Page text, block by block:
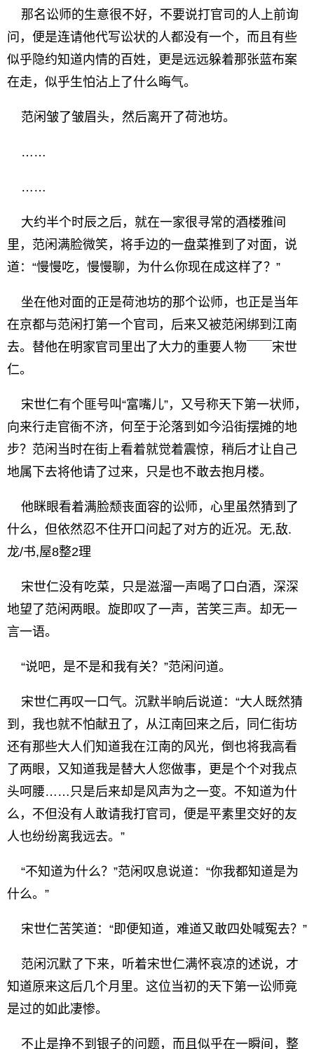
那名讼师的生意很不好，不要说打官司的人上前询
问，便是连请他代写讼状的人都没有一个，而且有些
似乎隐约知道内情的百姓，更是远远躲着那张蓝布案
在走，似乎生怕沾上了什么晦气。
范闲皱了皱眉头，然后离开了荷池坊。
……
……
大约半个时辰之后，就在一家很寻常的酒楼雅间
里，范闲满脸微笑，将手边的一盘菜推到了对面，说
道：“慢慢吃，慢慢聊，为什么你现在成这样了？”
坐在他对面的正是荷池坊的那个讼师，也正是当年
在京都与范闲打第一个官司，后来又被范闲绑到江南
去。替他在明家官司里出了大力的重要人物￣￣宋世
仁。
宋世仁有个匪号叫“富嘴儿”，又号称天下第一状师，
向来行走官衙不济，何至于沦落到如今沿街摆摊的地
步？范闲当时在街上看着就觉着震惊，稍后才让自己
地属下去将他请了过来，只是也不敢去抱月楼。
他眯眼看着满脸颓丧面容的讼师，心里虽然猜到了
什么，但依然忍不住开口问起了对方的近况。无,敌.
龙/书,屋8整2理
宋世仁没有吃菜，只是滋溜一声喝了口白酒，深深
地望了范闲两眼。旋即叹了一声，苦笑三声。却无一
言一语。
“说吧，是不是和我有关？”范闲问道。
宋世仁再叹一口气。沉默半晌后说道：“大人既然猜
到，我也就不怕献丑了，从江南回来之后，同仁街坊
还有那些大人们知道我在江南的风光，倒也将我高看
了两眼，又知道我是替大人您做事，更是个个对我点
头呵腰……只是后来却是风声为之一变。不知道为什
么，不但没有人敢请我打官司，便是平素里交好的友
人也纷纷离我远去。”
“不知道为什么？”范闲叹息说道：“你我都知道是为
什么。”
宋世仁苦笑道：“即便知道，难道又敢四处喊冤去？”
范闲沉默了下来，听着宋世仁满怀哀凉的述说，才
知道原来这后几个月里。这位当初的天下第一讼师竟
是过的如此凄惨。
不止是挣不到银子的问题，而且似乎在一瞬间，整